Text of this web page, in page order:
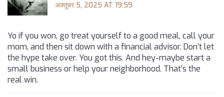
अक्तूबर 5, 2025 AT 19:59
Yo if you won, go treat yourself to a good meal, call your
mom, and then sit down with a financial advisor. Don’t let
the hype take over. You got this. And hey-maybe start a
small business or help your neighborhood. That’s the
real win.